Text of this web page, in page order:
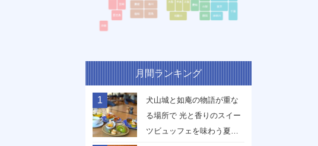
月間ランキング
1
犬山城と如庵の物語が重な
る場所で 光と香りのスイー
ツビュッフェを味わう夏